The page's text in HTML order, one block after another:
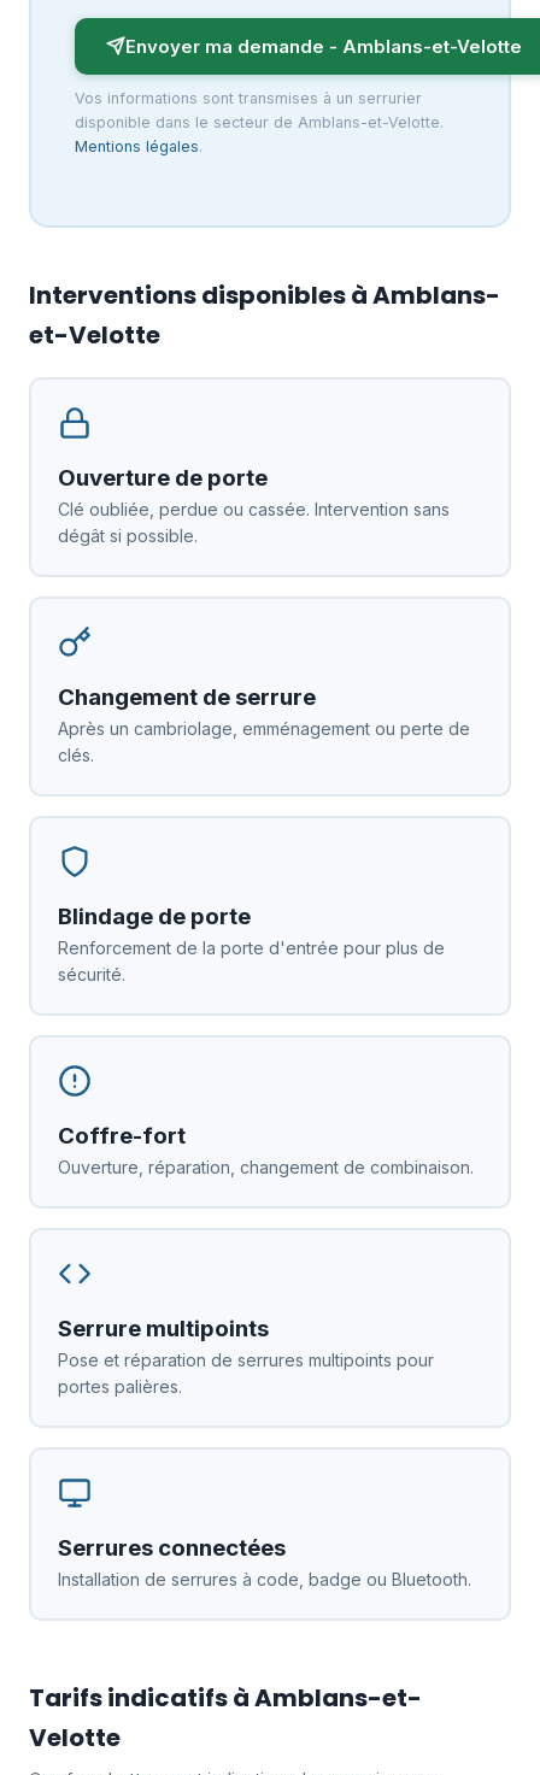
Envoyer ma demande - Amblans-et-Velotte
Vos informations sont transmises à un serrurier
disponible dans le secteur de Amblans-et-Velotte.
Mentions légales.
Interventions disponibles à Amblans-
et-Velotte
Ouverture de porte
Clé oubliée, perdue ou cassée. Intervention sans
dégât si possible.
Changement de serrure
Après un cambriolage, emménagement ou perte de
clés.
Blindage de porte
Renforcement de la porte d'entrée pour plus de
sécurité.
Coffre-fort
Ouverture, réparation, changement de combinaison.
Serrure multipoints
Pose et réparation de serrures multipoints pour
portes palières.
Serrures connectées
Installation de serrures à code, badge ou Bluetooth.
Tarifs indicatifs à Amblans-et-
Velotte